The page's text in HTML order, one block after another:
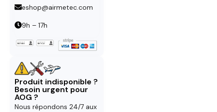
eshop@airmetec.com
9h – 17h
Produit indisponible ?
Besoin urgent pour
AOG ?
Nous répondons 24/7 aux